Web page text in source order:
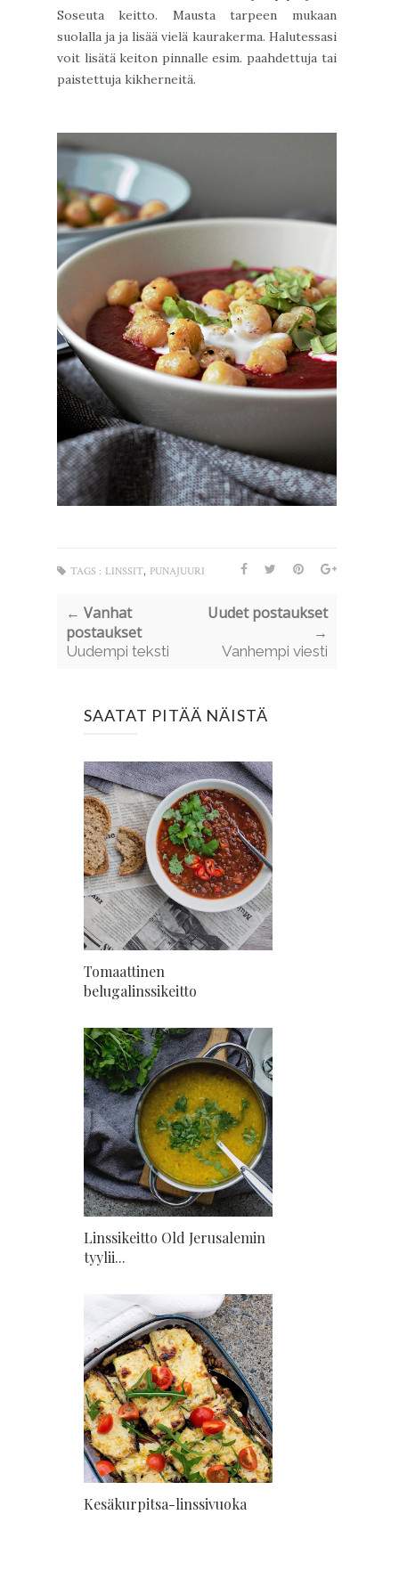
Soseuta keitto. Mausta tarpeen mukaan
suolalla ja ja lisää vielä kaurakerma. Halutessasi
voit lisätä keiton pinnalle esim. paahdettuja tai
paistettuja kikherneitä.
TAGS : LINSSIT, PUNAJUURI
← Vanhat
postaukset
Uudempi teksti
Uudet postaukset
→
Vanhempi viesti
SAATAT PITÄÄ NÄISTÄ
Tomaattinen
belugalinssikeitto
Linssikeitto Old Jerusalemin
tyylii...
Kesäkurpitsa-linssivuoka